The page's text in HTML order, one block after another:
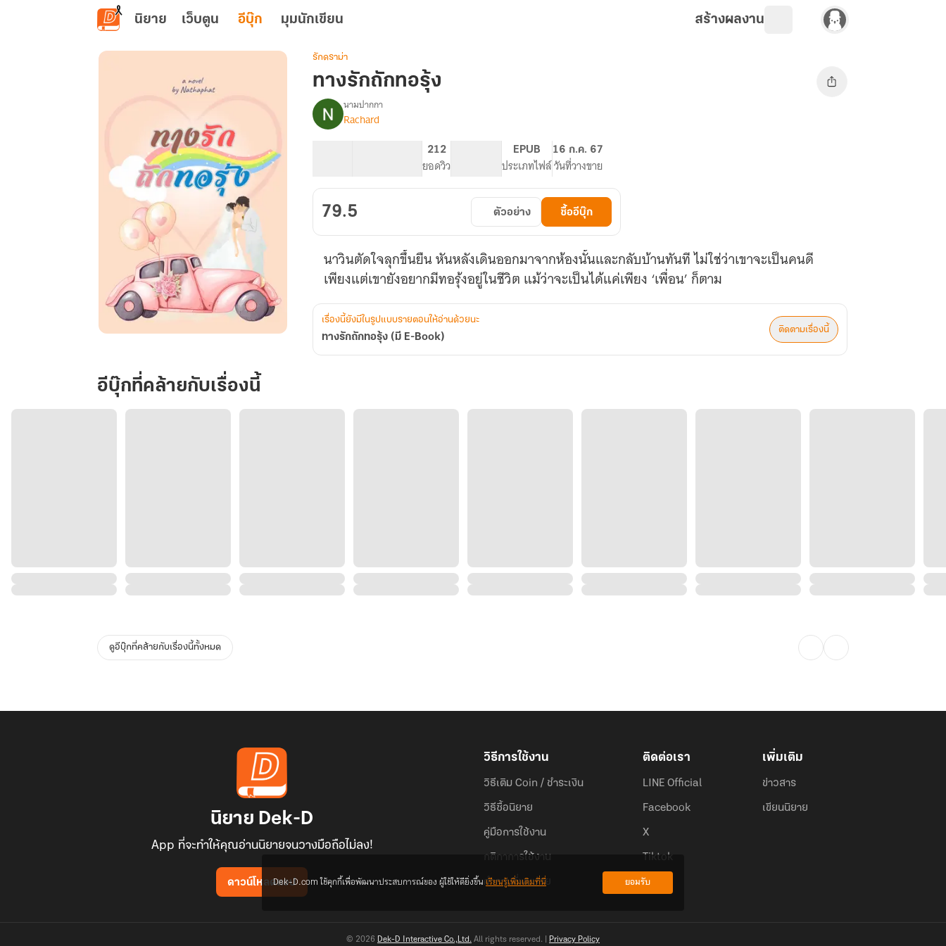
ข้ามไปยังเนื้อหาหลัก
นิยาย เว็บตูน อีบุ๊ก มุมนักเขียน สร้างผลงาน
ถัก
ทอ
รุ้ง
รักดราม่า
ทางรักถักทอรุ้ง
เรื่อง
ทาง
รุ้ง
(มี
Book)
นามปากกา
Rachard
212
ยอดวิว
EPUB
ประเภทไฟล์
16 ก.ค. 67
วันที่วางขาย
79.5 ตัวอย่าง ซื้ออีบุ๊ก
นาวินตัดใจลุกขึ้นยืน หันหลังเดินออกมาจากห้องนั้นและกลับบ้านทันที ไม่ใช่ว่าเขาจะเป็นคนดี
เพียงแต่เขายังอยากมีทอรุ้งอยู่ในชีวิต แม้ว่าจะเป็นได้แค่เพียง ‘เพื่อน’ ก็ตาม
เรื่องนี้ยังมีในรูปแบบรายตอนให้อ่านด้วยนะ
ทางรักถักทอรุ้ง (มี E-Book)
ติดตามเรื่องนี้
อีบุ๊กที่คล้ายกับเรื่องนี้
ดูอีบุ๊กที่คล้ายกับเรื่องนี้ทั้งหมด
นิยาย Dek-D
App ที่จะทำให้คุณอ่านนิยายจนวางมือถือไม่ลง!
ดาวน์โหลดแอป
วิธีการใช้งาน
วิธีเติม Coin / ชำระเงิน
วิธีซื้อนิยาย
คู่มือการใช้งาน
กติกาการใช้งาน
คำถามที่พบบ่อย
ติดต่อเรา
LINE Official
Facebook
X
Tiktok
เพิ่มเติม
ข่าวสาร
เขียนนิยาย
© 2026 Dek-D Interactive Co.,Ltd. All rights reserved. | Privacy Policy
Dek-D.com ใช้คุกกี้เพื่อพัฒนาประสบการณ์ของ ผู้ใช้ให้ดียิ่งขึ้นเรียนรู้เพิ่มเติมที่นี่ ยอมรับ